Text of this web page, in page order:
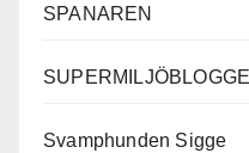
SPANAREN
Svamphunden Sigge